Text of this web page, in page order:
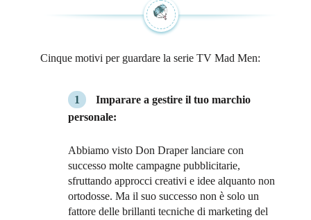
Cinque motivi per guardare la serie TV Mad Men:
Imparare a gestire il tuo marchio
personale:
Abbiamo visto Don Draper lanciare con
successo molte campagne pubblicitarie,
sfruttando approcci creativi e idee alquanto non
ortodosse. Ma il suo successo non è solo un
fattore delle brillanti tecniche di marketing del